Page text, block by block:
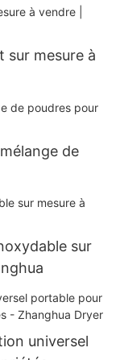
sur mesure à
de
sur
universel